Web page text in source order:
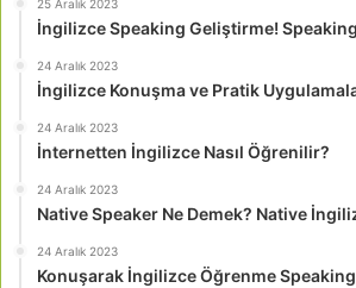
25 Aralık 2023
İngilizce Speaking Geliştirme!
24 Aralık 2023
İngilizce Konuşma ve Pratik
24 Aralık 2023
İnternetten İngilizce Nasıl Öğrenilir?
24 Aralık 2023
Native Speaker Ne Demek? Native
24 Aralık 2023
Konuşarak İngilizce Öğrenme